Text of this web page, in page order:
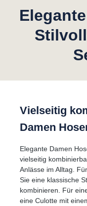
Vielseitig
Damen
Elegante Damen
vielseitig
Anlässe im Alltag.
Sie eine klassische
kombinieren. Für
eine Culotte mit